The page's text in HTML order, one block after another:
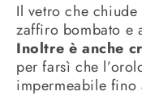
Il vetro che
zaffiro bombato e
Inoltre è anche
per farsì che
impermeabile fino